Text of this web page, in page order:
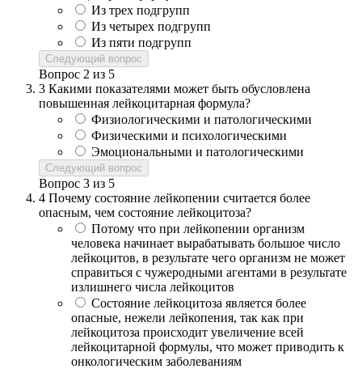
Из трех подгрупп
Из четырех подгрупп
Из пяти подгрупп
Следующий вопрос
Вопрос 2 из 5
3 Какими показателями может быть обусловлена
повышенная лейкоцитарная формула?
Физиологическими и патологическими
Физическими и психологическими
Эмоциональными и патологическими
Следующий вопрос
Вопрос 3 из 5
4 Почему состояние лейкопении считается более
опасным, чем состояние лейкоцитоза?
Потому что при лейкопении организм
человека начинает вырабатывать большое число
лейкоцитов, в результате чего организм не может
справиться с чужеродными агентами в результате
излишнего числа лейкоцитов
Состояние лейкоцитоза является более
опасные, нежели лейкопения, так как при
лейкоцитоза происходит увеличение всей
лейкоцитарной формулы, что может приводить к
онкологическим заболеваниям